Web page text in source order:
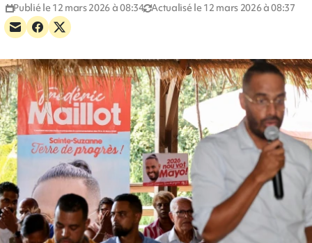
Publié le 12 mars 2026 à 08:34 Actualisé le 12 mars 2026 à 08:37